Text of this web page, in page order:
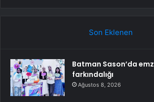
Son Eklenen
Batman Sason’da
farkındalığı
Ağustos 8, 2026